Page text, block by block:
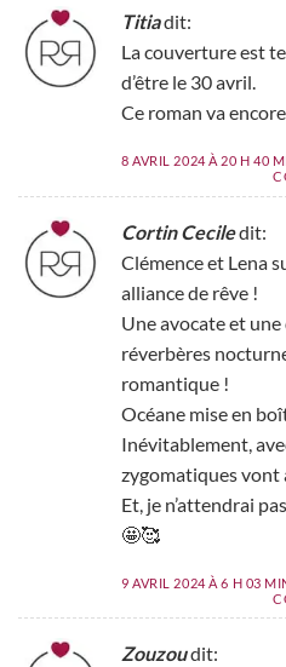
Titiadit:
La couverture est
d’être le 30 avril.
Ce roman va
8 AVRIL 2024 À 20 H 40
Cortin Ceciledit:
Clémence et Lena
alliance de rêve !
Une avocate et une
réverbères
romantique !
Océane mise en
Inévitablement,
zygomatiques vont
Et, je n’attendrai
🤩🥰
9 AVRIL 2024 À 6 H 03
Zouzoudit: